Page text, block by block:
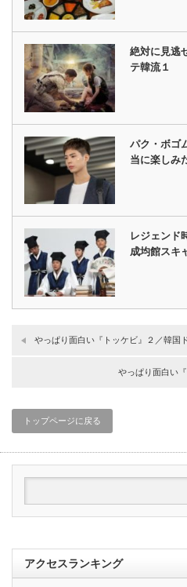
絶対に見逃
テ韓流１
パク・ボゴ
当に楽しみ
レジェンド
成均館スキ
やっぱり面白い『トッケビ』２／韓国
やっぱり面白い
トップページに戻る
アクセスランキング